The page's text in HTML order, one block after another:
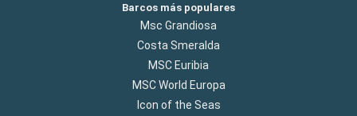
Barcos más populares
Msc Grandiosa
Costa Smeralda
MSC Euribia
MSC World Europa
Icon of the Seas